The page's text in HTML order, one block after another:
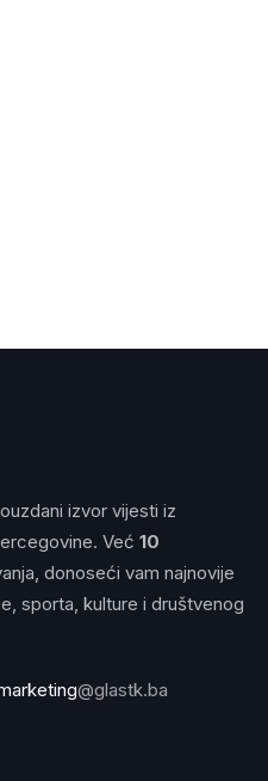
izvor vijesti iz
Već 10
donoseći vam najnovije
sporta, kulture i društvenog
@glastk.ba